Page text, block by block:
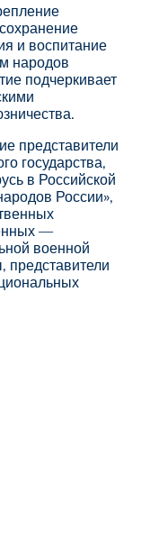
и воспитание
народов
подчеркивает
представители
государства,
в Российской
России»,
—
военной